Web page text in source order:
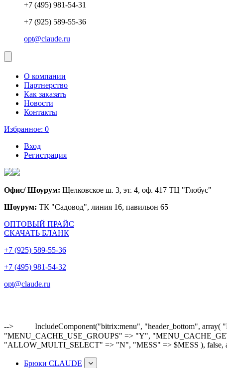
+7 (495) 981-54-31
+7 (925) 589-55-36
opt@claude.ru
О компании
Партнерство
Как заказать
Новости
Контакты
Избранное: 0
Вход
Регистрация
Офис/ Шоурум: Щелковское ш. 3, эт. 4, оф. 417 ТЦ "Глобус"
Шоурум: ТК "Садовод", линия 16, павильон 65
ОПТОВЫЙ ПРАЙС
СКАЧАТЬ БЛАНК
+7 (925) 589-55-36
+7 (495) 981-54-32
opt@claude.ru
-->
IncludeComponent("bitrix:menu", "header_bottom",
"MENU_CACHE_USE_GROUPS" => "Y",
"ALLOW_MULTI_SELECT" => "N", "MESS" => $MESS ),
Брюки CLAUDE